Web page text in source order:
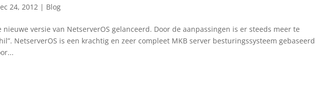
24, 2012 | Blog
versie van NetserverOS gelanceerd. Door de aanpassingen is er steeds meer te
NetserverOS is een krachtig en zeer compleet MKB server besturingssysteem gebaseerd